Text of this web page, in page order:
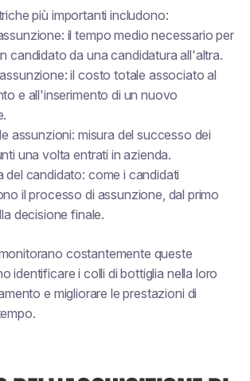
più importanti includono:
il tempo medio necessario per
candidato da una candidatura all'altra.
il costo totale associato al
e all'inserimento di un nuovo
assunzioni: misura del successo dei
una volta entrati in azienda.
del candidato: come i candidati
il processo di assunzione, dal primo
decisione finale.
costantemente queste
identificare i colli di bottiglia nella loro
e migliorare le prestazioni di